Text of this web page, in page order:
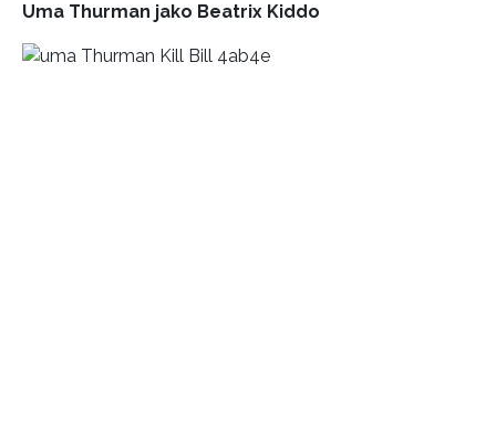
Uma Thurman jako Beatrix Kiddo